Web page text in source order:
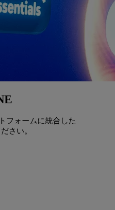
フォームに統合した
さい。